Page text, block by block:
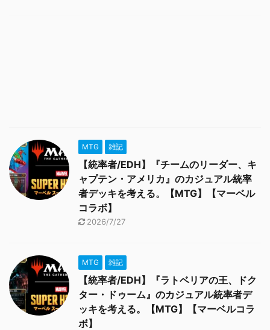
MTG 雑記
【統率者/EDH】『チームのリーダー、キ
ャプテン・アメリカ』のカジュアル統率
者デッキを考える。【MTG】【マーベル
コラボ】
2026/7/27
MTG 雑記
【統率者/EDH】『ラトベリアの王、ドク
ター・ドゥーム』のカジュアル統率者デ
ッキを考える。【MTG】【マーベルコラ
ボ】